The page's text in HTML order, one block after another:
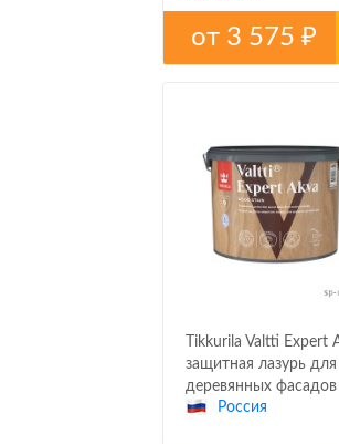
от 3 575₽
Tikkurila Valtti Expert
защитная лазурь для
деревянных фасадов
Россия